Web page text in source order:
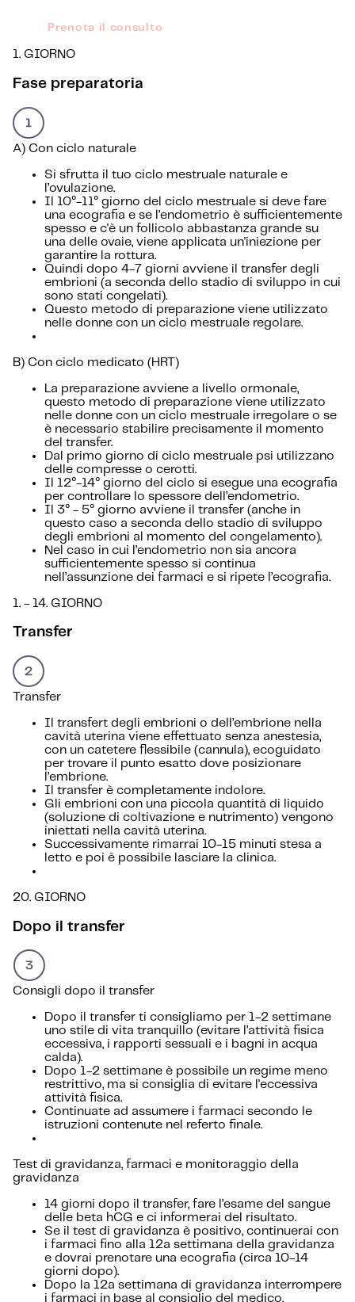
Prenota il consulto
1. GIORNO
Fase preparatoria
A) Con ciclo naturale
Si sfrutta il tuo ciclo mestruale naturale e
l’ovulazione.
Il 10°-11° giorno del ciclo mestruale si deve fare
una ecografia e se l’endometrio è sufficientemente
spesso e c'è un follicolo abbastanza grande su
una delle ovaie, viene applicata un'iniezione per
garantire la rottura.
Quindi dopo 4-7 giorni avviene il transfer degli
embrioni (a seconda dello stadio di sviluppo in cui
sono stati congelati).
Questo metodo di preparazione viene utilizzato
nelle donne con un ciclo mestruale regolare.
B) Con ciclo medicato (HRT)
La preparazione avviene a livello ormonale,
questo metodo di preparazione viene utilizzato
nelle donne con un ciclo mestruale irregolare o se
è necessario stabilire precisamente il momento
del transfer.
Dal primo giorno di ciclo mestruale psi utilizzano
delle compresse o cerotti.
Il 12°-14° giorno del ciclo si esegue una ecografia
per controllare lo spessore dell’endometrio.
Il 3° - 5° giorno avviene il transfer (anche in
questo caso a seconda dello stadio di sviluppo
degli embrioni al momento del congelamento).
Nel caso in cui l’endometrio non sia ancora
sufficientemente spesso si continua
nell’assunzione dei farmaci e si ripete l’ecografia.
1. - 14. GIORNO
Transfer
Transfer
Il transfert degli embrioni o dell’embrione nella
cavità uterina viene effettuato senza anestesia,
con un catetere flessibile (cannula), ecoguidato
per trovare il punto esatto dove posizionare
l’embrione.
Il transfer è completamente indolore.
Gli embrioni con una piccola quantità di liquido
(soluzione di coltivazione e nutrimento) vengono
iniettati nella cavità uterina.
Successivamente rimarrai 10-15 minuti stesa a
letto e poi è possibile lasciare la clinica.
20. GIORNO
Dopo il transfer
Consigli dopo il transfer
Dopo il transfer ti consigliamo per 1-2 settimane
uno stile di vita tranquillo (evitare l’attività fisica
eccessiva, i rapporti sessuali e i bagni in acqua
calda).
Dopo 1-2 settimane è possibile un regime meno
restrittivo, ma si consiglia di evitare l'eccessiva
attività fisica.
Continuate ad assumere i farmaci secondo le
istruzioni contenute nel referto finale.
Test di gravidanza, farmaci e monitoraggio della
gravidanza
14 giorni dopo il transfer, fare l’esame del sangue
delle beta hCG e ci informerai del risultato.
Se il test di gravidanza è positivo, continuerai con
i farmaci fino alla 12a settimana della gravidanza
e dovrai prenotare una ecografia (circa 10-14
giorni dopo).
Dopo la 12a settimana di gravidanza interrompere
i farmaci in base al consiglio del medico.